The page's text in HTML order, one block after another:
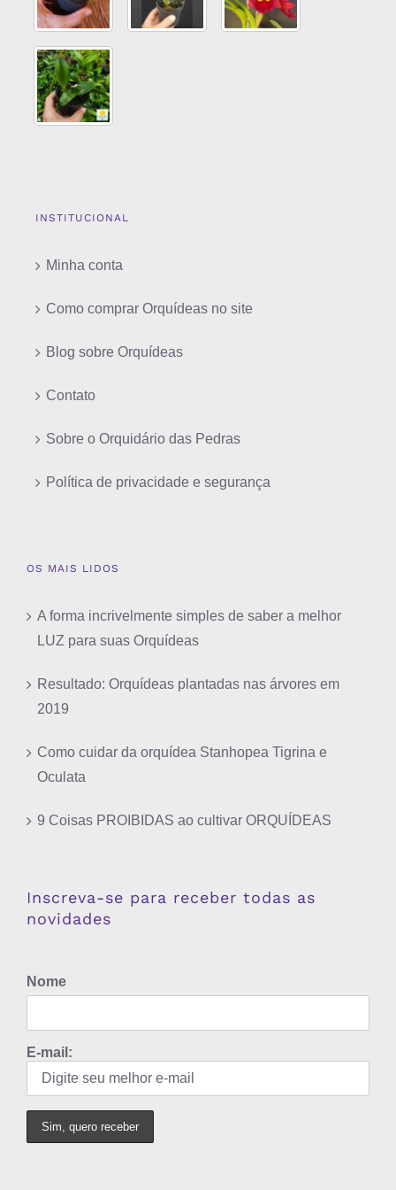
INSTITUCIONAL
Minha conta
Como comprar Orquídeas no site
Blog sobre Orquídeas
Contato
Sobre o Orquidário das Pedras
Política de privacidade e segurança
OS MAIS LIDOS
A forma incrivelmente simples de saber a melhor
LUZ para suas Orquídeas
Resultado: Orquídeas plantadas nas árvores em
2019
Como cuidar da orquídea Stanhopea Tigrina e
Oculata
9 Coisas PROIBIDAS ao cultivar ORQUÍDEAS
Inscreva-se para receber todas as
novidades
Nome
E-mail: